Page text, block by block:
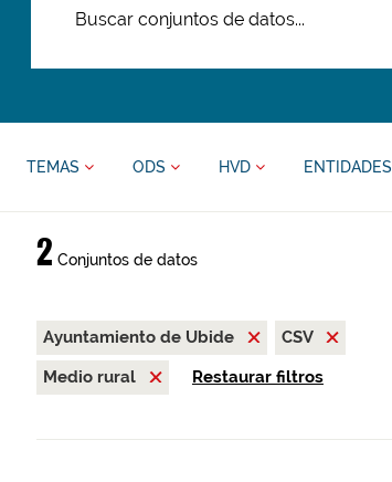
TEMAS ODS HVD ENTIDADES
2 Conjuntos de datos
Ayuntamiento de Ubide
CSV
Medio rural
Restaurar filtros